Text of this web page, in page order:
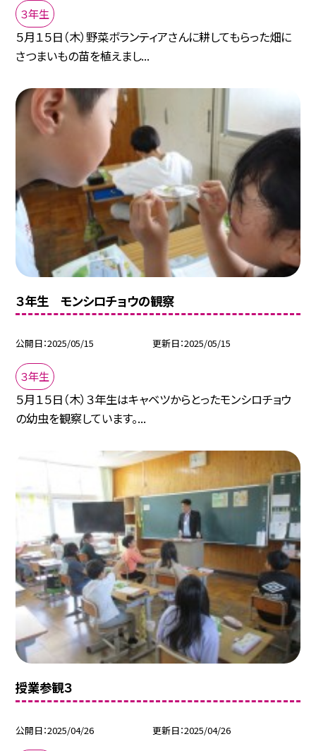
３年生
５月１５日（木）野菜ボランティアさんに耕してもらった畑に
さつまいもの苗を植えまし...
３年生 モンシロチョウの観察
公開日 2025/05/15 更新日 2025/05/15
３年生
５月１５日（木）３年生はキャベツからとったモンシロチョウ
の幼虫を観察しています。...
授業参観３
公開日 2025/04/26 更新日 2025/04/26